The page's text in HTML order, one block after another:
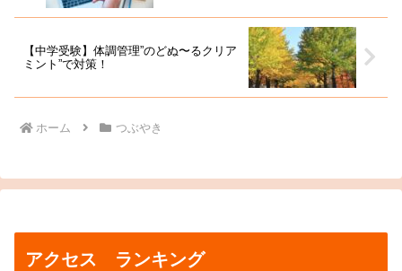
【中学受験】体調管理”のどぬ〜るクリア
ミント”で対策！
ホーム つぶやき
アクセス ランキング